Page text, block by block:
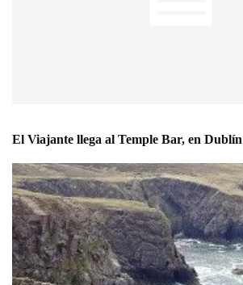
El Viajante llega al Temple Bar, en Dublín